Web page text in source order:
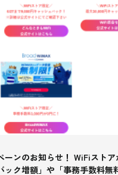
ーンのお知らせ！ WiFiストア
ック増額」や「事務手数料無